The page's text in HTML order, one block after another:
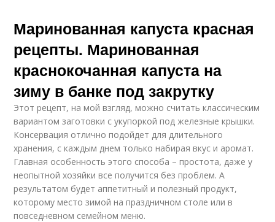
Маринованная капуста красная
рецепты. Маринованная
краснокочанная капуста на
зиму в банке под закрутку
Этот рецепт, на мой взгляд, можно считать классическим
вариантом заготовки с укупоркой под железные крышки.
Консервация отлично подойдет для длительного
хранения, с каждым днем только набирая вкус и аромат.
Главная особенность этого способа – простота, даже у
неопытной хозяйки все получится без проблем. А
результатом будет аппетитный и полезный продукт,
которому место зимой на праздничном столе или в
повседневном семейном меню.